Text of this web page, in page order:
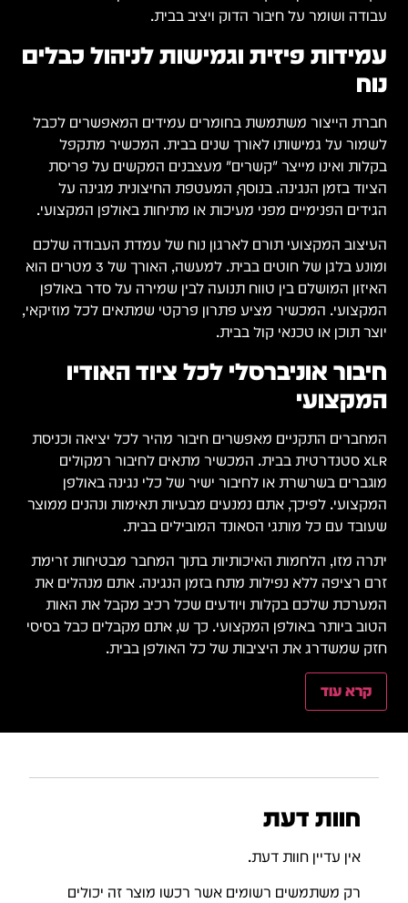
עבודה ושומר על חיבור הדוק ויציב בבית.
עמידות פיזית וגמישות לניהול כבלים
נוח
חברת הייצור משתמשת בחומרים עמידים המאפשרים לכבל
לשמור על גמישותו לאורך שנים בבית. המכשיר מתקפל
בקלות ואינו מייצר "קשרים" מעצבנים המקשים על פריסת
הציוד בזמן הנגינה. בנוסף, המעטפת החיצונית מגינה על
הגידים הפנימיים מפני מעיכות או מתיחות באולפן המקצועי.
העיצוב המקצועי תורם לארגון נוח של עמדת העבודה שלכם
ומונע בלגן של חוטים בבית. למעשה, האורך של 3 מטרים הוא
האיזון המושלם בין טווח תנועה לבין שמירה על סדר באולפן
המקצועי. המכשיר מציע פתרון פרקטי שמתאים לכל מוזיקאי,
יוצר תוכן או טכנאי קול בבית.
חיבור אוניברסלי לכל ציוד האודיו
המקצועי
המחברים התקניים מאפשרים חיבור מהיר לכל יציאה וכניסת
XLR סטנדרטית בבית. המכשיר מתאים לחיבור רמקולים
מוגברים בשרשרת או לחיבור ישיר של כלי נגינה באולפן
המקצועי. לפיכך, אתם נמנעים מבעיות תאימות ונהנים ממוצר
שעובד עם כל מותגי הסאונד המובילים בבית.
יתרה מזו, הלחמות האיכותיות בתוך המחבר מבטיחות זרימת
זרם רציפה ללא נפילות מתח בזמן הנגינה. אתם מנהלים את
המערכת שלכם בקלות ויודעים שכל רכיב מקבל את האות
הטוב ביותר באולפן המקצועי. כך ש, אתם מקבלים כבל בסיסי
חזק שמשדרג את היציבות של כל האולפן בבית.
קרא עוד
חוות דעת
אין עדיין חוות דעת.
רק משתמשים רשומים אשר רכשו מוצר זה יכולים